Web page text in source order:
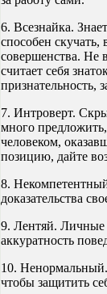
6. Всезнайка.
способен скучать,
совершенства. Не
считает себя
признательность,
7. Интроверт.
много
человеком,
позицию, дайте
8.
доказательства
9. Лентяй. Личные
аккуратность
10. Ненормальный.
чтобы защитить